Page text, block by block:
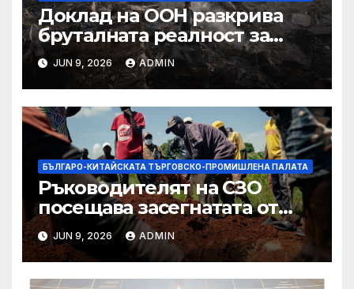
Доклад на ООН разкрива
бруталната реалност за
палестинците в Газа,
Западния бряг
JUN 9, 2026 ADMIN
БЪЛГАРО-КИТАЙСКАТА ТЪРГОВСКО-ПРОМИШЛЕНА ПАЛАТА
Ръководителят на СЗО
посещава засегнатата от
Ебола Уганда, след като
вирусът се разпространява
от ДРК
JUN 9, 2026 ADMIN